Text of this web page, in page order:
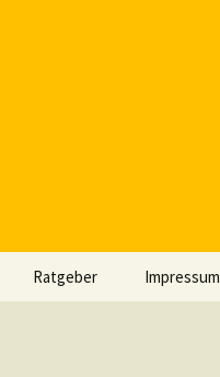
Ratgeber Impressum